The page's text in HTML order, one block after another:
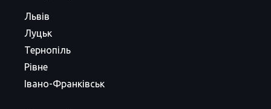
Львів
Луцьк
Тернопіль
Рівне
Івано-Франківськ